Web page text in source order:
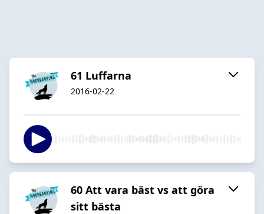
61 Luffarna
2016-02-22
60 Att vara bäst vs att göra
sitt bästa